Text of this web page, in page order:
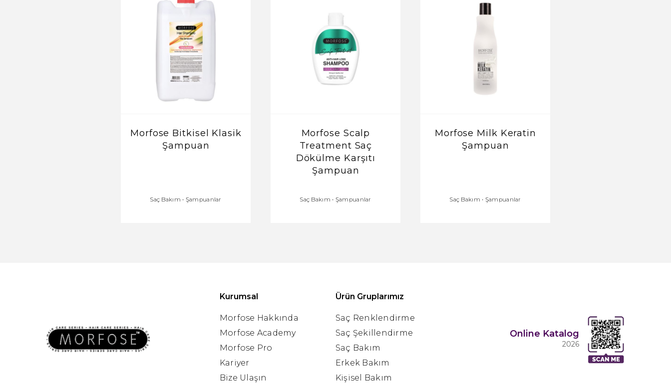
Morfose Bitkisel Klasik
Şampuan
Saç Bakım • Şampuanlar
Morfose Scalp
Treatment Saç
Dökülme Karşıtı
Şampuan
Saç Bakım • Şampuanlar
Morfose Milk Keratin
Şampuan
Saç Bakım • Şampuanlar
Kurumsal
Morfose Hakkında
Morfose Academy
Morfose Pro
Kariyer
Bize Ulaşın
Ürün Gruplarımız
Saç Renklendirme
Saç Şekillendirme
Saç Bakım
Erkek Bakım
Kişisel Bakım
Online Katalog
2026